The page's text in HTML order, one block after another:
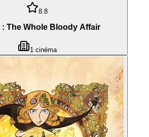
8.8
: The Whole Bloody Affair
1 cinéma